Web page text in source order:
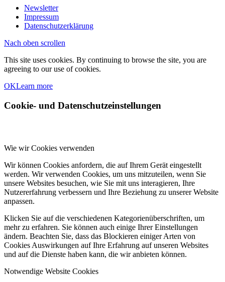
Newsletter
Impressum
Datenschutzerklärung
Nach oben scrollen
This site uses cookies. By continuing to browse the site, you are
agreeing to our use of cookies.
OKLearn more
Cookie- und Datenschutzeinstellungen
Wie wir Cookies verwenden
Wir können Cookies anfordern, die auf Ihrem Gerät eingestellt
werden. Wir verwenden Cookies, um uns mitzuteilen, wenn Sie
unsere Websites besuchen, wie Sie mit uns interagieren, Ihre
Nutzererfahrung verbessern und Ihre Beziehung zu unserer Website
anpassen.
Klicken Sie auf die verschiedenen Kategorienüberschriften, um
mehr zu erfahren. Sie können auch einige Ihrer Einstellungen
ändern. Beachten Sie, dass das Blockieren einiger Arten von
Cookies Auswirkungen auf Ihre Erfahrung auf unseren Websites
und auf die Dienste haben kann, die wir anbieten können.
Notwendige Website Cookies